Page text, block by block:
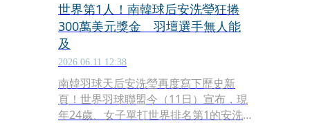
世界第1人！南韓球后安洗瑩狂捲
300萬美元獎金 羽壇選手無人能
及
2026.06.11 12:38
南韓羽球天后安洗瑩再度寫下歷史新
頁！世界羽球聯盟今（11日）宣布，現
年24歲、女子單打世界排名第1的安洗